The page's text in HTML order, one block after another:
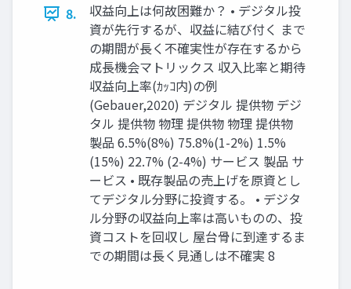
8.
収益向上は何故困難か？ • デジタル投
資が先行するが、収益に結び付く まで
の期間が長く不確実性が存在するから
成長機会マトリックス 収入比率と期待
収益向上率(ｶｯｺ内)の例
(Gebauer,2020) デジタル 提供物 デジ
タル 提供物 物理 提供物 物理 提供物
製品 6.5%(8%) 75.8%(1-2%) 1.5%
(15%) 22.7% (2-4%) サービス 製品 サ
ービス • 既存製品の売上げを原資とし
てデジタル分野に投資する。 • デジタ
ル分野の収益向上率は高いものの、投
資コストを回収し 屋台骨に到達するま
での期間は長く見通しは不確実 8